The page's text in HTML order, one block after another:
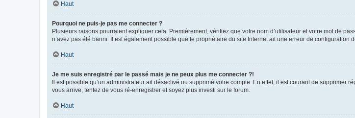
Haut
Pourquoi ne puis-je pas me connecter ?
Plusieurs raisons pourraient expliquer cela. Premièrement, vérifiez que votre nom d’utilisateur et votre mot de
n’avez pas été banni. Il est également possible que le propriétaire du site Internet ait une erreur de configuration
Haut
Je me suis enregistré par le passé mais je ne peux plus me connecter ?!
Il est possible qu’un administrateur ait désactivé ou supprimé votre compte. En effet, il est courant de
vous arrive, tentez de vous ré-enregistrer et soyez plus investi sur le forum.
Haut